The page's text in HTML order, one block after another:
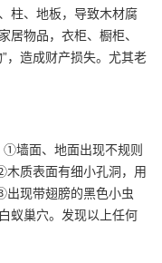
、柱、地板，导致木材腐
居物品，衣柜、橱柜、
，造成财产损失。尤其老
墙面、地面出现不规则
木质表面有细小孔洞，用
出现带翅膀的黑色小虫
蚁巢穴。发现以上任何